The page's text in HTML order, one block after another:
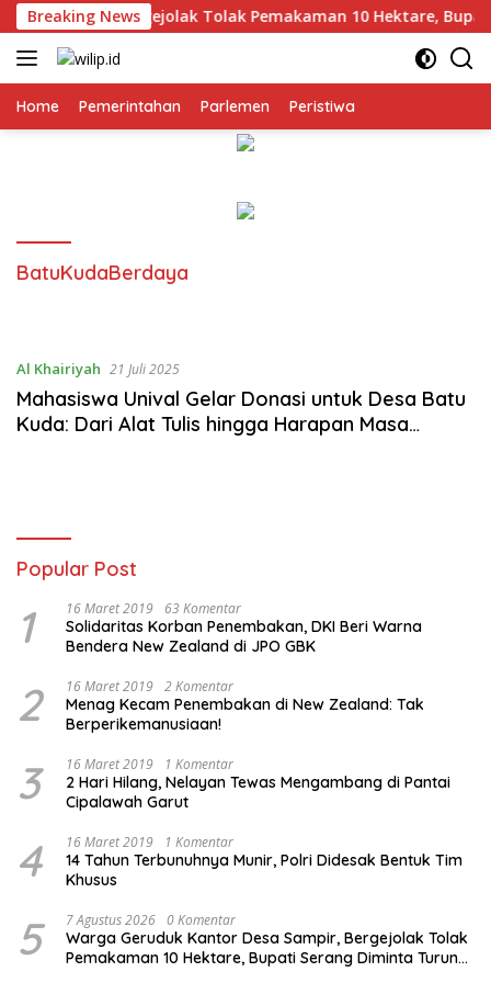
Langsung
ke
konten
Breaking News
Sampir, Bergejolak Tolak Pemakaman 10 Hektare,
Home Pemerintahan Parlemen Peristiwa
BatuKudaBerdaya
Al Khairiyah 21 Juli 2025
Mahasiswa Unival Gelar Donasi untuk Desa Batu
Kuda: Dari Alat Tulis hingga Harapan Masa
Popular Post
1 16 Maret 2019 63 Komentar
Solidaritas Korban Penembakan, DKI Beri Warna
Bendera New Zealand di JPO GBK
2 16 Maret 2019 2 Komentar
Menag Kecam Penembakan di New Zealand: Tak
Berperikemanusiaan!
3 16 Maret 2019 1 Komentar
2 Hari Hilang, Nelayan Tewas Mengambang di Pantai
Cipalawah Garut
4 16 Maret 2019 1 Komentar
14 Tahun Terbunuhnya Munir, Polri Didesak Bentuk Tim
Khusus
5 7 Agustus 2026 0 Komentar
Warga Geruduk Kantor Desa Sampir, Bergejolak Tolak
Pemakaman 10 Hektare, Bupati Serang Diminta Turun